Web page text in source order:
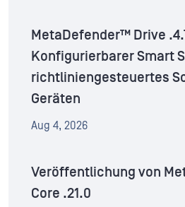
MetaDefender™ Drive
Konfigurierbarer Smart
richtliniengesteuertes
Geräten
Aug 4, 2026
Veröffentlichung von
Core .21.0